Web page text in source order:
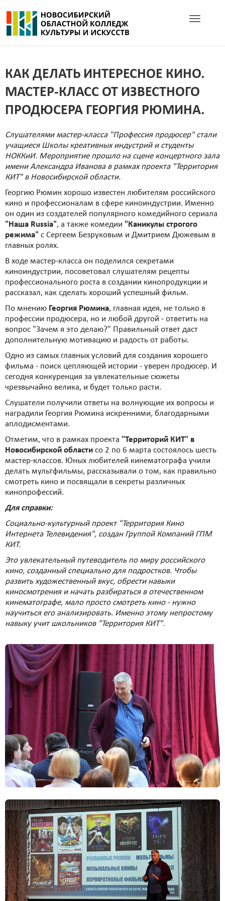
Toggle
КАК ДЕЛАТЬ ИНТЕРЕСНОЕ КИНО.
МАСТЕР-КЛАСС ОТ ИЗВЕСТНОГО
ПРОДЮСЕРА ГЕОРГИЯ РЮМИНА.
Слушателями мастер-класса "Профессия продюсер" стали
учащиеся Школы креативных индустрий и студенты
НОККиИ. Мероприятие прошло на сцене концертного зала
имени Александра Иванова в рамках проекта "Территория
КИТ" в Новосибирской области.
Георгию Рюмин хорошо известен любителям российского
кино и профессионалам в сфере киноиндустрии. Именно
он один из создателей популярного комедийного сериала
"Наша Russia", а также комедии "Каникулы строгого
режима" с Сергеем Безруковым и Дмитрием Дюжевым в
главных ролях.
В ходе мастер-класса он поделился секретами
киноиндустрии, посоветовал слушателям рецепты
профессионального роста в создании кинопродукции и
рассказал, как сделать хороший успешный фильм.
По мнению Георгия Рюмина, главная идея, не только в
профессии продюсера, но и любой другой - ответить на
вопрос "Зачем я это делаю?" Правильный ответ даст
дополнительную мотивацию и радость от работы.
Одно из самых главных условий для создания хорошего
фильма - поиск цепляющей истории - уверен продюсер. И
сегодня конкуренция за увлекательные сюжеты
чрезвычайно велика, и будет только расти.
Слушатели получили ответы на волнующие их вопросы и
наградили Георгия Рюмина искренними, благодарными
аплодисментами.
Отметим, что в рамках проекта "Территорий КИТ" в
Новосибирской области со 2 по 6 марта состоялось шесть
мастер-классов. Юных любителей кинематографа учили
делать мультфильмы, рассказывали о том, как правильно
смотреть кино и посвящали в секреты различных
кинопрофессий.
Для справки:
Социально-культурный проект "Территория Кино
Интернета Телевидения", создан Группой Компаний ГПМ
КИТ.
Это увлекательный путеводитель по миру российского
кино, созданный специально для подростков. Чтобы
развить художественный вкус, обрести навыки
киносмотрения и начать разбираться в отечественном
кинематографе, мало просто смотреть кино - нужно
научиться его анализировать. Именно этому непростому
навыку учит школьников "Территория КИТ".